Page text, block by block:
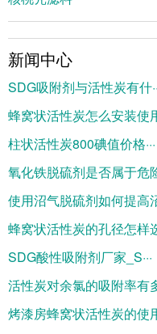
新闻中心
SDG吸附剂与活性炭有什
蜂窝状活性炭怎么安装使用
柱状活性炭800碘值价格···
氧化铁脱硫剂是否属于危险
使用沼气脱硫剂如何提高沼
蜂窝状活性炭的孔径怎样选
SDG酸性吸附剂厂家_S···
活性炭对余氯的吸附率有多
烤漆房蜂窝状活性炭的使用